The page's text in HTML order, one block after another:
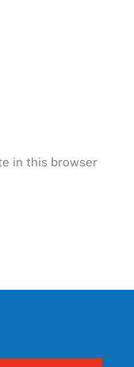
in this browser